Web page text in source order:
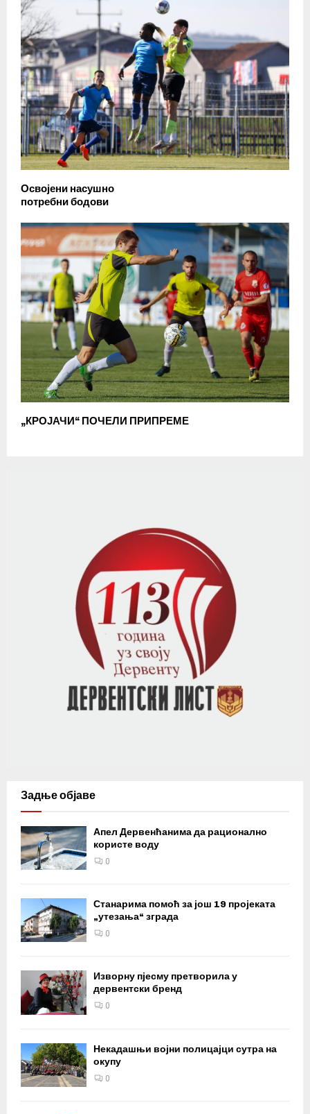
Освојени насушно
потребни бодови
„КРОЈАЧИ“ ПОЧЕЛИ ПРИПРЕМЕ
Задње објаве
Апел Дервенћанима да рационално
користе воду
0
Станарима помоћ за још 19 пројеката
„утезања“ зграда
0
Изворну пјесму претворила у
дервентски бренд
0
Некадашњи војни полицајци сутра на
окупу
0